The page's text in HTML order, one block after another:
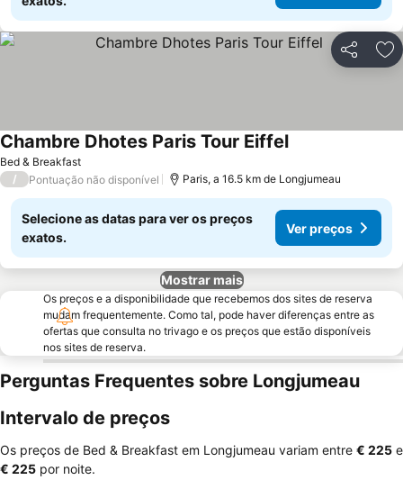
Partilhar
Bed & Breakfast
Chambre Dhotes Paris Tour Eiffel
/ Pontuação não disponível Paris, a 16.5 km de Longjumeau
Selecione as datas para ver os preços
exatos.
Ver preços
Mostrar mais
Os preços e a disponibilidade que recebemos dos sites de reserva
mudam frequentemente. Como tal, pode haver diferenças entre as
ofertas que consulta no trivago e os preços que estão disponíveis
nos sites de reserva.
Perguntas Frequentes sobre Longjumeau
Intervalo de preços
Os preços de Bed & Breakfast em Longjumeau variam entre ‎€ 225 e
‎€ 225 por noite.